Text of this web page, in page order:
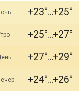
+23 +25
+25 +27
+27 +29
+24 +26